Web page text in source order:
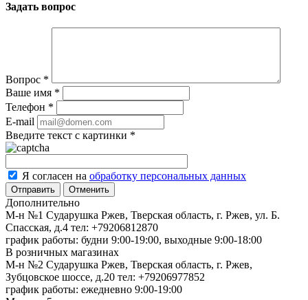
Задать вопрос
Вопрос *
Ваше имя *
Телефон *
E-mail
Введите текст с картинки *
Я согласен на обработку персональных данных
Отменить
Дополнительно
М-н №1 Сударушка Ржев, Тверская область, г. Ржев, ул. Б.
Спасская, д.4 тел: +79206812870
график работы: будни 9:00-19:00, выходные 9:00-18:00
В розничных магазинах
М-н №2 Cударушка Ржев, Тверская область, г. Ржев,
Зубцовское шоссе, д.20 тел: +79206977852
график работы: ежедневно 9:00-19:00